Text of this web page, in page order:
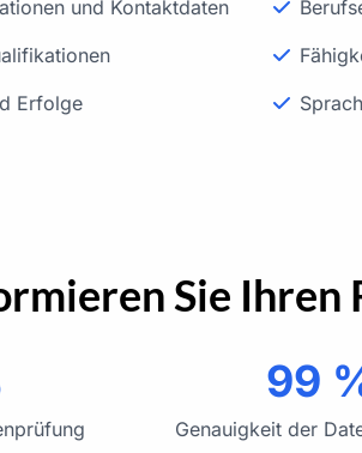
und Kontaktdaten
Erfolge
Sie
99
Genauigkeit der